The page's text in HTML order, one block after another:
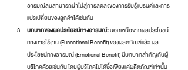
อารมณ์ลบสามารถนำไปสู่การลดลงของการรับรู้แบรนด์และการ
แปรเปลี่ยนของลูกค้าได้เช่นกัน
บทบาทของผลประโยชน์ทางอารมณ์: นอกเหนือจากผลประโยชน์
ทางการใช้งาน (Funcational Benefit) ของผลิตภัณฑ์แล้ว ผล
ประโยชน์ทางอารมณ์ (Emotional Benefit) มีบทบาทสำคัญกับผู้
บริโภคด้วยเช่นกัน โดยผู้บริโภคไม่ได้ซื้อเพียงแค่ผลิตภัณฑ์เท่านั้น